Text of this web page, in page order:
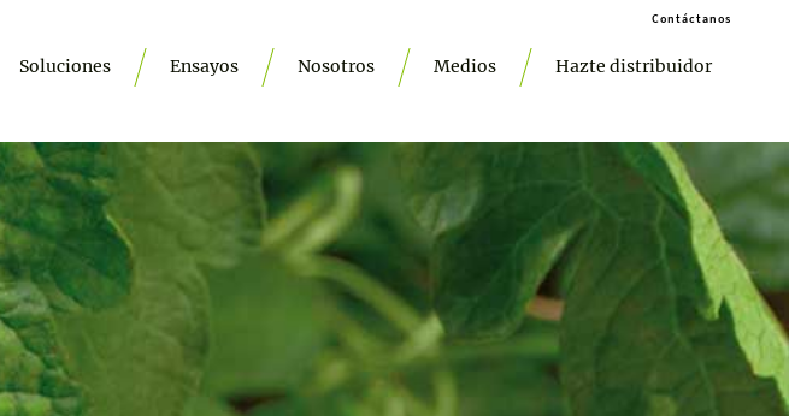
Contáctanos
Soluciones Ensayos Nosotros Medios Hazte distribuidor